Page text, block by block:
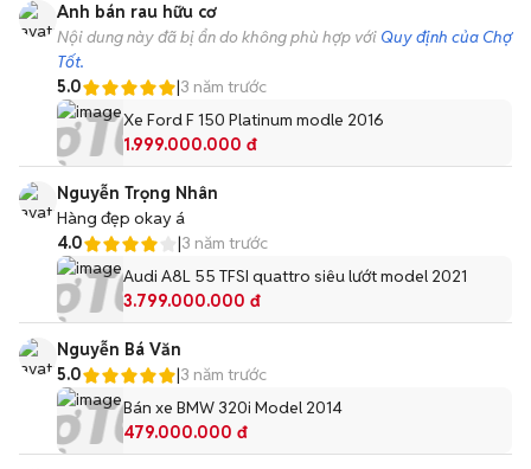
Anh bán rau hữu cơ
Nội dung này đã bị ẩn do không phù hợp với Quy định của Chợ
Tốt.
5.0
|3 năm trước
Xe Ford F 150 Platinum modle 2016
1.999.000.000 đ
Nguyễn Trọng Nhân
Hàng đẹp okay á
4.0
|3 năm trước
Audi A8L 55 TFSI quattro siêu lướt model 2021
3.799.000.000 đ
Nguyễn Bá Văn
5.0
|3 năm trước
Bán xe BMW 320i Model 2014
479.000.000 đ